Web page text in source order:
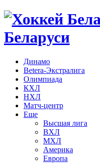
Беларуси
Динамо
Betera-Экстралига
Олимпиада
КХЛ
НХЛ
Матч-центр
Еще
Высшая лига
ВХЛ
МХЛ
Америка
Европа